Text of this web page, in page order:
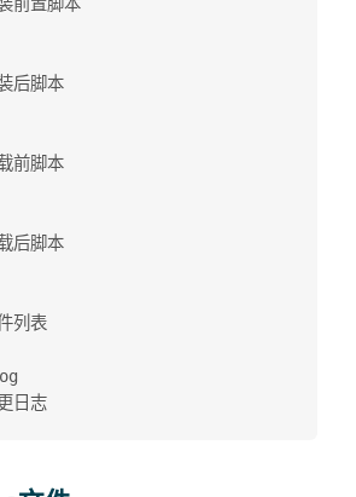
置脚本
脚本
脚本
脚本
列表